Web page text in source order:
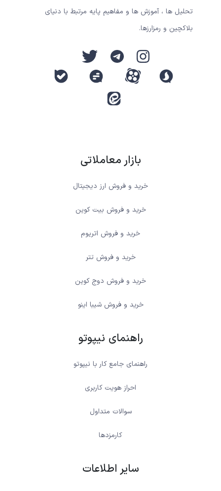
تحلیل ها ، آموزش ها و مفاهیم پایه مرتبط با دنیای
بلاکچین و رمزارزها.
بازار معاملاتی
خرید و فروش ارز دیجیتال
خرید و فروش بیت کوین
خرید و فروش اتریوم
خرید و فروش تتر
خرید و فروش دوج کوین
خرید و فروش شیبا اینو
راهنمای نیپوتو
راهنمای جامع کار با نیپوتو
احراز هویت کاربری
سوالات متداول
کارمزدها
سایر اطلاعات